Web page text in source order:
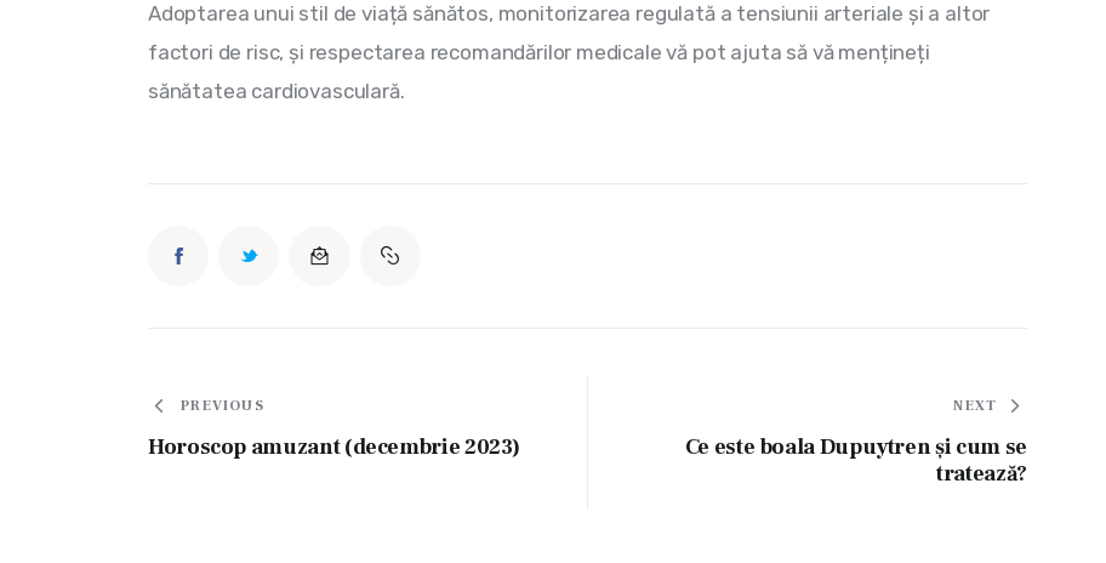
Adoptarea unui stil de viață sănătos, monitorizarea regulată a tensiunii arteriale și a altor
factori de risc, și respectarea recomandărilor medicale vă pot ajuta să vă mențineți
sănătatea cardiovasculară.
Navigare
în
PREVIOUS
Horoscop amuzant (decembrie 2023)
NEXT
Ce este boala Dupuytren și cum se
tratează?